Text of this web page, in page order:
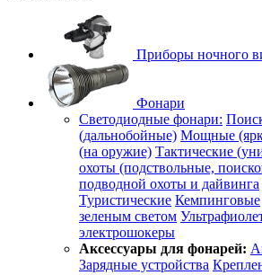
Приборы ночного
Фонари
Светодиодные фонари:
(дальнобойные) Мощные
(на оружие) Тактические
охоты (подствольные,
подводной охоты и дайвинга
Туристические Кемпинговые
зеленым светом
электрошокеры
Аксессуары для фонарей:
Зарядные устройства